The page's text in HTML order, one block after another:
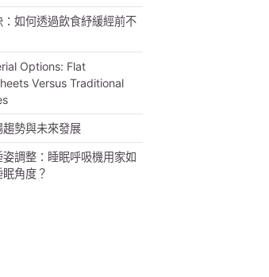
如何透過飲食紓緩經前不
Options: Flat
Versus Traditional
勢與未來發展
調整：睡眠呼吸機用家如
角度？